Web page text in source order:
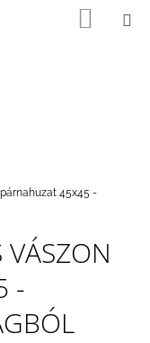
45x45 -
VÁSZON
-